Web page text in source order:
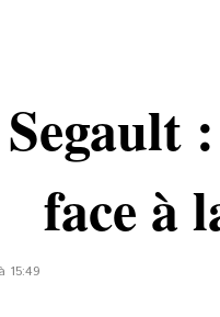
face à
15:49